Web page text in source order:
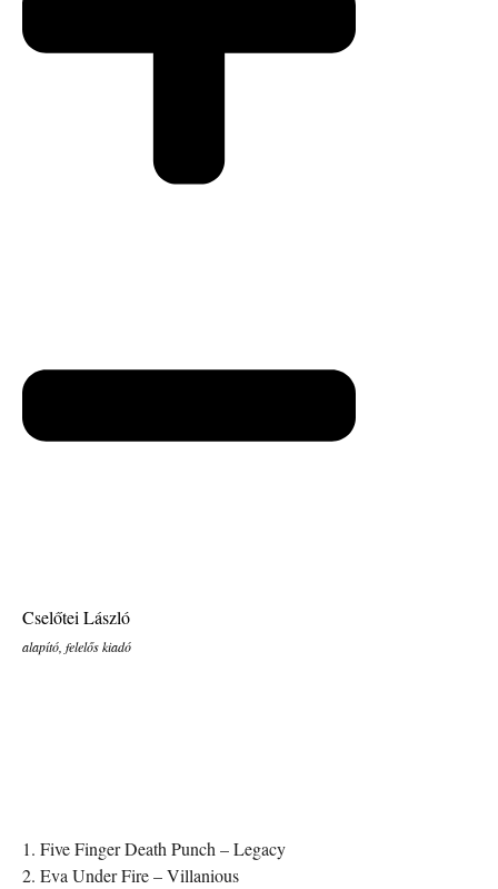
Cselőtei László
alapító, felelős kiadó
1. Five Finger Death Punch – Legacy
2. Eva Under Fire – Villanious